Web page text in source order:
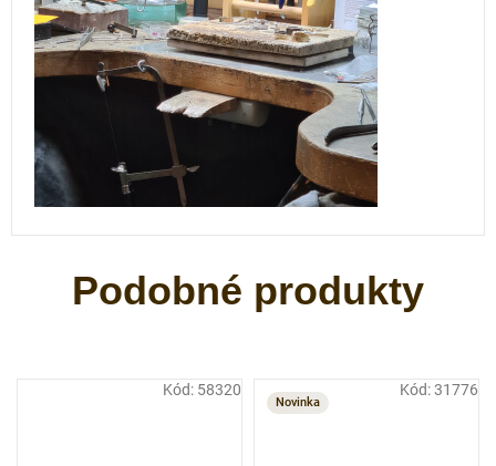
Kód: 58320
Novinka
Kód:31776